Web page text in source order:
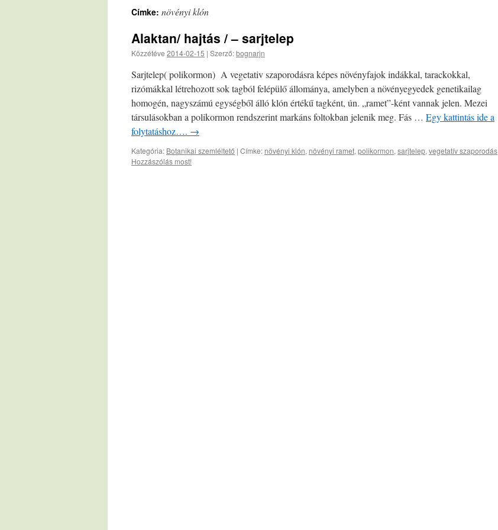
Címke: növényi klón
Alaktan/ hajtás / – sarjtelep
Közzétéve 2014-02-15 | Szerző:bognarjn
Sarjtelep( polikormon) A vegetativ szaporodásra képes növényfajok indákkal, tarackokkal,
rizómákkal létrehozott sok tagból felépülő állománya, amelyben a növényegyedek genetikailag
homogén, nagyszámú egységből álló klón értékű tagként, ún. „ramet”-ként vannak jelen. Mezei
társulásokban a polikormon rendszerint markáns foltokban jelenik meg. Fás … Egy kattintás ide a
folytatáshoz…. →
Kategória: Botanikai szemléltető | Címke: növényi klón, növényi ramet, polikormon, sarjtelep, vegetatív szaporodás
Hozzászólás most!